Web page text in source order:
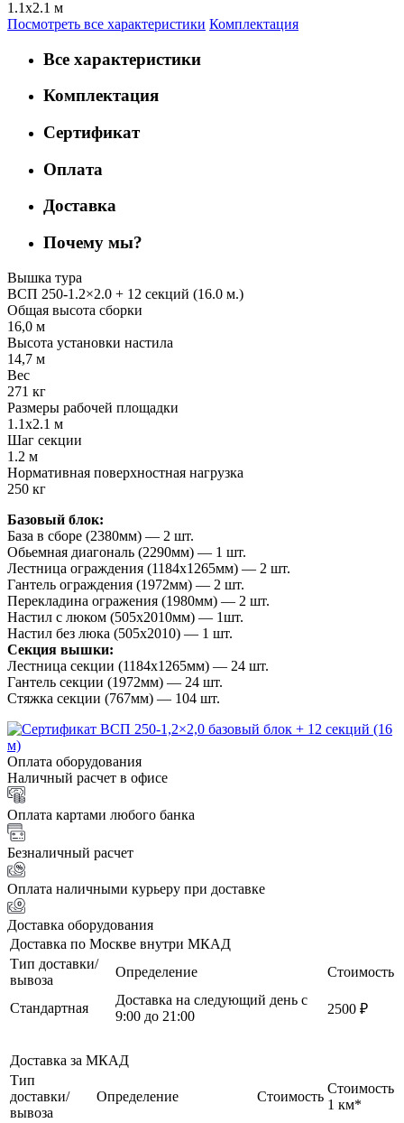
1.1х2.1 м
Посмотреть все характеристики Комплектация
Все характеристики
Комплектация
Сертификат
Оплата
Доставка
Почему мы?
Вышка тура
ВСП 250-1.2×2.0 + 12 секций (16.0 м.)
Общая высота сборки
16,0 м
Высота установки настила
14,7 м
Вес
271 кг
Размеры рабочей площадки
1.1х2.1 м
Шаг секции
1.2 м
Нормативная поверхностная нагрузка
250 кг
Базовый блок:
База в сборе (2380мм) — 2 шт.
Обьемная диагональ (2290мм) — 1 шт.
Лестница ограждения (1184х1265мм) — 2 шт.
Гантель ограждения (1972мм) — 2 шт.
Перекладина огражения (1980мм) — 2 шт.
Настил с люком (505х2010мм) — 1шт.
Настил без люка (505х2010) — 1 шт.
Секция вышки:
Лестница секции (1184х1265мм) — 24 шт.
Гантель секции (1972мм) — 24 шт.
Стяжка секции (767мм) — 104 шт.
Оплата оборудования
Наличный расчет в офисе
Оплата картами любого банка
Безналичный расчет
Оплата наличными курьеру при доставке
Доставка оборудования
Доставка по Москве внутри МКАД
Тип доставки/
вывоза
Определение Стоимость
Стандартная
Доставка на следующий день с
9:00 до 21:00
2500 ₽
Доставка за МКАД
Тип
доставки/
вывоза
Определение Стоимость
Стоимость
1 км*